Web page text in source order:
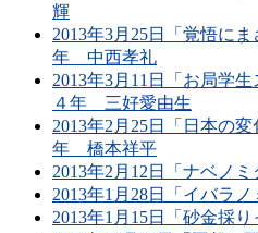
輝
2013年3月25日「覚悟に
年 中西孝礼
2013年3月11日「お局学
４年 三好愛由生
2013年2月25日「日本の
年 橋本祥平
2013年2月12日「ナベノ
2013年1月28日「イバラ
2013年1月15日「砂金採